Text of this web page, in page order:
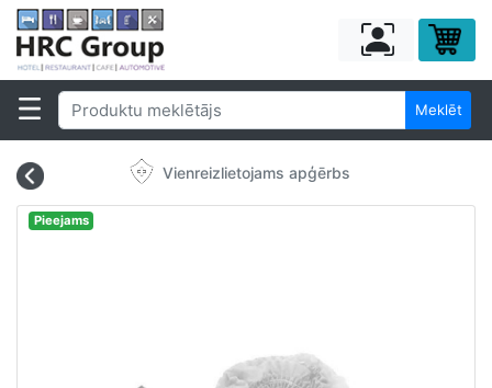
Meklēt
Vienreizlietojams apģērbs
Pieejams